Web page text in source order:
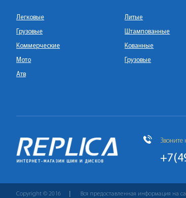
Легковые
Грузовые
Коммерческие
Мото
Атв
Литые
Штампованные
Кованные
Грузовые
Звоните
Copyright © 2016 Вся предоставленная информация на